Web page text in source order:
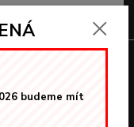
0,00 Kč
budeme mít